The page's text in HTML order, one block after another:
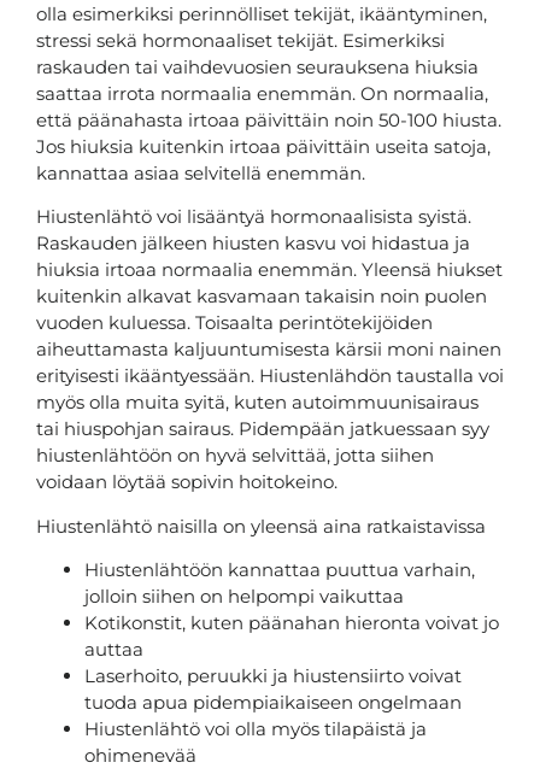
olla esimerkiksi perinnölliset tekijät, ikääntyminen,
stressi sekä hormonaaliset tekijät. Esimerkiksi
raskauden tai vaihdevuosien seurauksena hiuksia
saattaa irrota normaalia enemmän. On normaalia,
että päänahasta irtoaa päivittäin noin 50-100 hiusta.
Jos hiuksia kuitenkin irtoaa päivittäin useita satoja,
kannattaa asiaa selvitellä enemmän.
Hiustenlähtö voi lisääntyä hormonaalisista syistä.
Raskauden jälkeen hiusten kasvu voi hidastua ja
hiuksia irtoaa normaalia enemmän. Yleensä hiukset
kuitenkin alkavat kasvamaan takaisin noin puolen
vuoden kuluessa. Toisaalta perintötekijöiden
aiheuttamasta kaljuuntumisesta kärsii moni nainen
erityisesti ikääntyessään. Hiustenlähdön taustalla voi
myös olla muita syitä, kuten autoimmuunisairaus
tai hiuspohjan sairaus. Pidempään jatkuessaan syy
hiustenlähtöön on hyvä selvittää, jotta siihen
voidaan löytää sopivin hoitokeino.
Hiustenlähtö naisilla on yleensä aina ratkaistavissa
Hiustenlähtöön kannattaa puuttua varhain,
jolloin siihen on helpompi vaikuttaa
Kotikonstit, kuten päänahan hieronta voivat jo
auttaa
Laserhoito, peruukki ja hiustensiirto voivat
tuoda apua pidempiaikaiseen ongelmaan
Hiustenlähtö voi olla myös tilapäistä ja
ohimenevää